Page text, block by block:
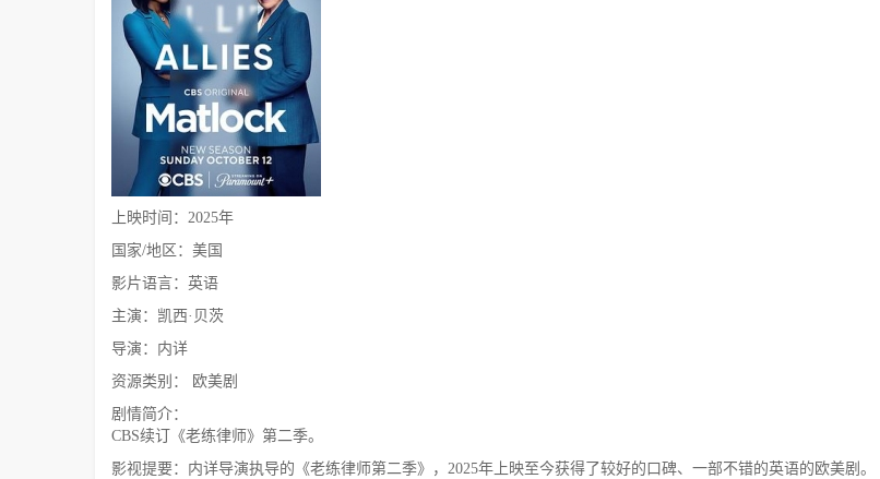
上映时间：2025年
国家/地区：美国
影片语言：英语
主演：凯西·贝茨
导演：内详
资源类别： 欧美剧
剧情简介：
CBS续订《老练律师》第二季。
影视提要：内详导演执导的《老练律师第二季》，2025年上映至今获得了较好的口碑、一部不错的英语的欧美剧。